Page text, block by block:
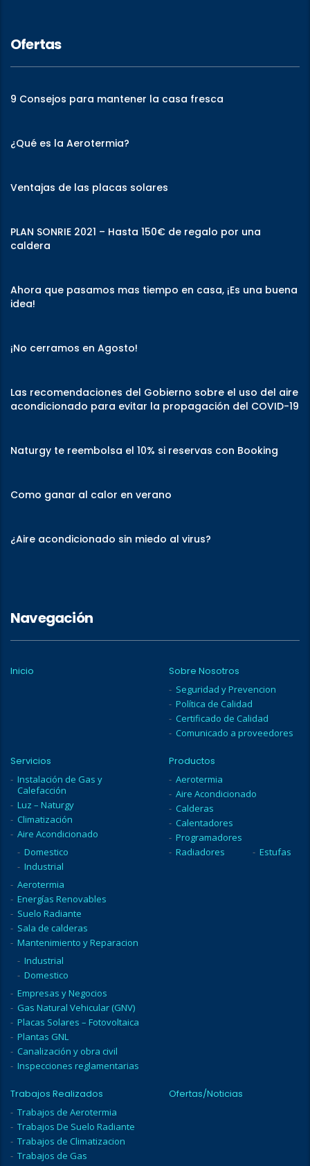
Ofertas
9 Consejos para mantener la casa fresca
¿Qué es la Aerotermia?
Ventajas de las placas solares
PLAN SONRIE 2021 – Hasta 150€ de regalo por una
caldera
Ahora que pasamos mas tiempo en casa, ¡Es una buena
idea!
¡No cerramos en Agosto!
Las recomendaciones del Gobierno sobre el uso del aire
acondicionado para evitar la propagación del COVID-19
Naturgy te reembolsa el 10% si reservas con Booking
Como ganar al calor en verano
¿Aire acondicionado sin miedo al virus?
Navegación
Inicio Sobre Nosotros
Seguridad y Prevencion
Política de Calidad
Certificado de Calidad
Comunicado a proveedores
Servicios
Instalación de Gas y
Calefacción
Luz – Naturgy
Climatización
Aire Acondicionado
Domestico
Industrial
Aerotermia
Energías Renovables
Suelo Radiante
Sala de calderas
Mantenimiento y Reparacion
Industrial
Domestico
Empresas y Negocios
Gas Natural Vehicular (GNV)
Placas Solares – Fotovoltaica
Plantas GNL
Canalización y obra civil
Inspecciones reglamentarias
Productos
Aerotermia
Aire Acondicionado
Calderas
Calentadores
Programadores
Radiadores
Estufas
Trabajos Realizados
Trabajos de Aerotermia
Trabajos De Suelo Radiante
Trabajos de Climatizacion
Trabajos de Gas
Ofertas/Noticias